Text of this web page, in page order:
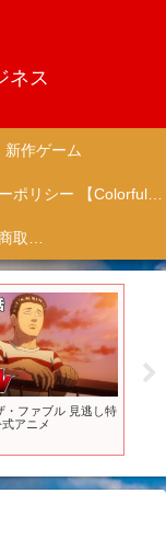
ネス
新作ゲーム
プライバシーポリシー 【Colorful Creation】
特定商取引法に基づく表記（商取引に関する開示）
・ファブル 見逃し特
アニメ